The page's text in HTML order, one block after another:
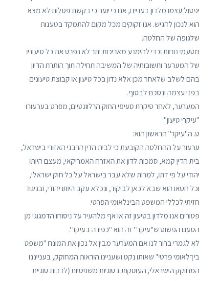
יפסול עצמו מלדון בעניינו, אם כי יוער כי בקשת פסלות לא מצא
הוא לנכון להגיש. אנו זקוקים מכל מקום להתמקד בטענות
שלגופה של החלטה.
מטעמי נוחות וכדי להימנע מאריכות יתר לא נפרט את כל טיעוניו
של המערער ותשובותיה של המשיבה תחילה תוך הותרת הדיון
בהם לשלב שלאחר מכן אלא נדון בכל טיעון או קבוצת טיעונים
בפני עצמה ונסכם לבסוף.
המערער, לאחר סיקרת סעיפי החוק הרלוונטיים, מפרט בערעורו
"עיקרי טיעון":
ט. ה"עיקר" הראשון הוא:
ערעור על ההחלטה הקובעת כי לבית הדין הרבני האזורי בישראל,
בית הדין קמא, סמכות לדון את האזרח האמריקאי, מעצם היותו
יהודי על פי דתו, למרות שלא עבר בישראל על כל חוק ישראלי,
וכל חטאו הוא שבא לכאן לביקור, ונכלא עקב היותו יהודי, ובניגוד
חזיתי לכללי המשפט הבינלאומי הפרטי.
פטורים אנו מלדון בטיעון זה או אף מלהעיר על ניסוחו הדמגוגי מן
הטעם הפשוט ש"עיקר" זה הוא "כפירה בעיקר".
לא לגמרי ברור לנו אם המערער מבין אל נכון את המונח "משפט
בין־לאומי פרטי" שאותו נקט ושעניינו הוראות המחוקק, בענייננו
המחוקק הישראלי, העוסקות בסוגיות משפטיות (לרבות סוגיית